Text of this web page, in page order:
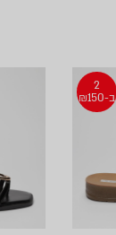
2
ב-₪150